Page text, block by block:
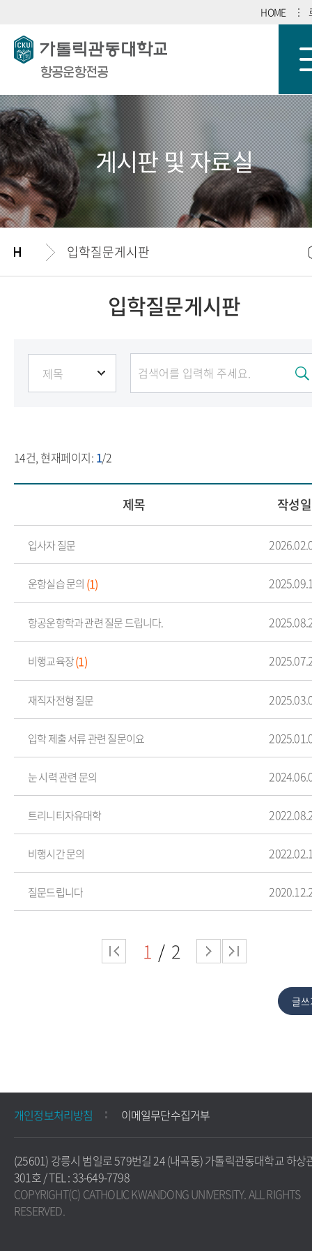
HOME
항공운항전공
게시판 및 자료실
입학질문게시판
입학질문게시판
14건, 현재페이지: 1/2
제목 작성일
입사자 질문
운항실습 문의 (1)
항공운항학과 관련 질문 드립니다.
비행교육장(1)
재직자전형 질문
입학 제출 서류 관련 질문이요
눈 시력 관련 문의
트리니티자유대학
비행시간 문의
질문드립니다
1 2
개인정보처리방침 이메일무단수집거부
(25601) 강릉시 범일로 579번길 24 (내곡동) 가톨릭관동대학교 하상
301호 / TEL : 33-649-7798
COPYRIGHT(C) CATHOLIC KWANDONG UNIVERSITY. ALL RIGHTS
RESERVED.